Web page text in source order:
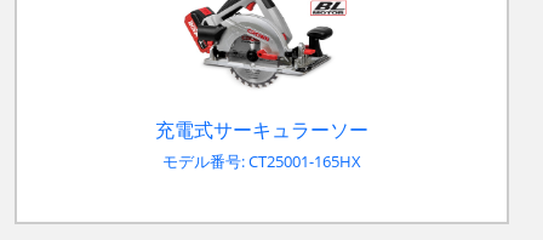
充電式サーキュラーソー
モデル番号: CT25001-165HX